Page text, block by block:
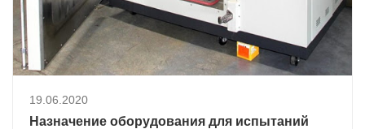
19.06.2020
Назначение оборудования для испытаний